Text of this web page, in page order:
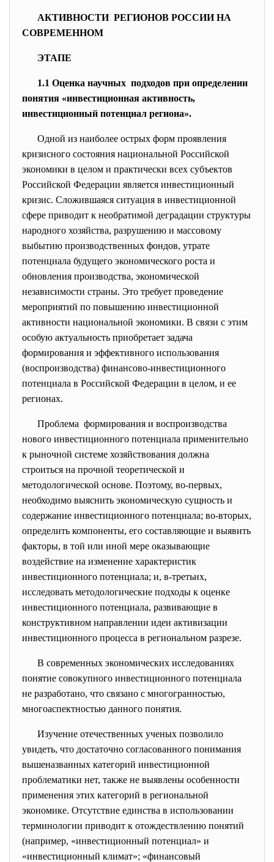
АКТИВНОСТИ РЕГИОНОВ РОССИИ НА
СОВРЕМЕННОМ
ЭТАПЕ
1.1 Оценка научных подходов при определении
понятия «инвестиционная активность,
инвестиционный потенциал региона».
Одной из наиболее острых форм проявления
кризисного состояния национальной Российской
экономики в целом и практически всех субъектов
Российской Федерации является инвестиционный
кризис. Сложившаяся ситуация в инвестиционной
сфере приводит к необратимой деградации структуры
народного хозяйства, разрушению и массовому
выбытию производственных фондов, утрате
потенциала будущего экономического роста и
обновления производства, экономической
независимости страны. Это требует проведение
мероприятий по повышению инвестиционной
активности национальной экономики. В связи с этим
особую актуальность приобретает задача
формирования и эффективного использования
(воспроизводства) финансово-инвестиционного
потенциала в Российской Федерации в целом, и ее
регионах.
Проблема формирования и воспроизводства
нового инвестиционного потенциала применительно
к рыночной системе хозяйствования должна
строиться на прочной теоретической и
методологической основе. Поэтому, во-первых,
необходимо выяснить экономическую сущность и
содержание инвестиционного потенциала; во-вторых,
определить компоненты, его составляющие и выявить
факторы, в той или иной мере оказывающие
воздействие на изменение характеристик
инвестиционного потенциала; и, в-третьих,
исследовать методологические подходы к оценке
инвестиционного потенциала, развивающие в
конструктивном направлении идеи активизации
инвестиционного процесса в региональном разрезе.
В современных экономических исследованиях
понятие совокупного инвестиционного потенциала
не разработано, что связано с многогранностью,
многоаспектностью данного понятия.
Изучение отечественных ученых позволило
увидеть, что достаточно согласованного понимания
вышеназванных категорий инвестиционной
проблематики нет, также не выявлены особенности
применения этих категорий в региональной
экономике. Отсутствие единства в использовании
терминологии приводит к отождествлению понятий
(например, «инвестиционный потенциал» и
«инвестиционный климат»; «финансовый